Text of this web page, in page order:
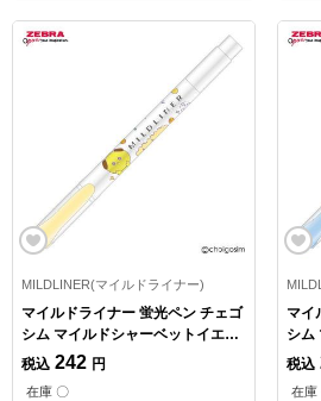
MILDLINER(マイルドライナー)
マイルドライナー 蛍光ペン チェゴ
シム マイルドシャーベットイエロ
ー
税込 242 円
在庫 〇
マイ
シム
税込
在庫